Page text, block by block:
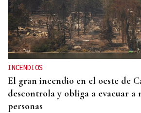
INCENDIOS
El gran incendio en el oeste de
descontrola y obliga a evacuar a
personas